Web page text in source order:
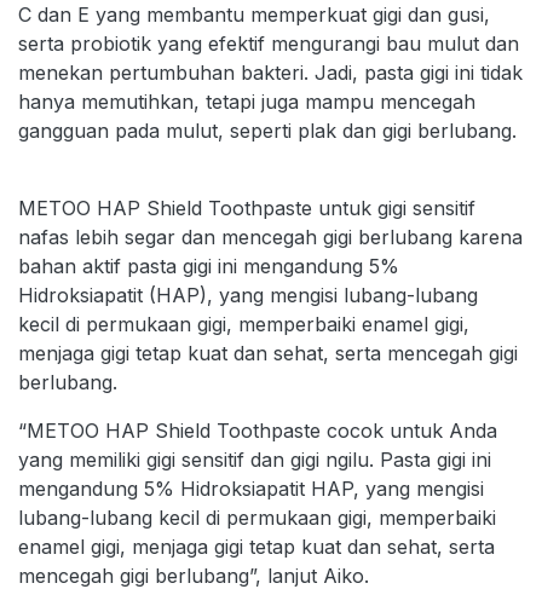
C dan E yang membantu memperkuat gigi dan gusi,
serta probiotik yang efektif mengurangi bau mulut dan
menekan pertumbuhan bakteri. Jadi, pasta gigi ini tidak
hanya memutihkan, tetapi juga mampu mencegah
gangguan pada mulut, seperti plak dan gigi berlubang.
METOO HAP Shield Toothpaste untuk gigi sensitif
nafas lebih segar dan mencegah gigi berlubang karena
bahan aktif pasta gigi ini mengandung 5%
Hidroksiapatit (HAP), yang mengisi lubang-lubang
kecil di permukaan gigi, memperbaiki enamel gigi,
menjaga gigi tetap kuat dan sehat, serta mencegah gigi
berlubang.
“METOO HAP Shield Toothpaste cocok untuk Anda
yang memiliki gigi sensitif dan gigi ngilu. Pasta gigi ini
mengandung 5% Hidroksiapatit HAP, yang mengisi
lubang-lubang kecil di permukaan gigi, memperbaiki
enamel gigi, menjaga gigi tetap kuat dan sehat, serta
mencegah gigi berlubang”, lanjut Aiko.